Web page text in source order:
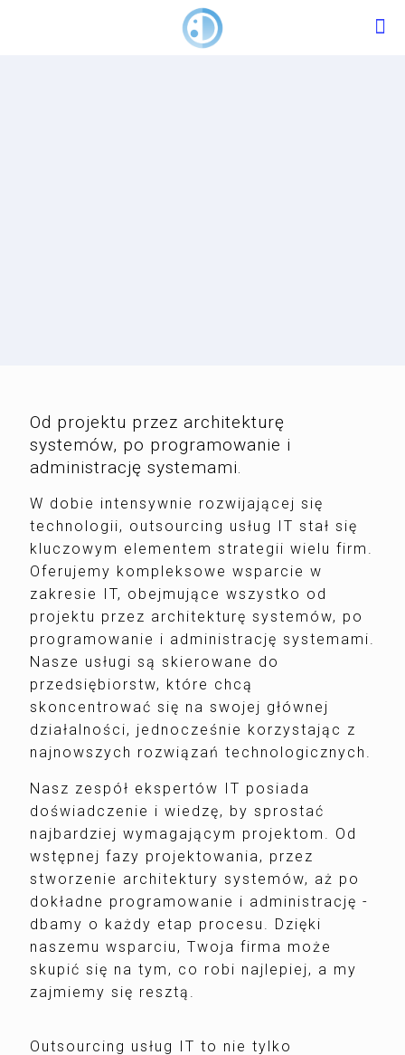
Od projektu przez architekturę
systemów, po programowanie i
administrację systemami.
W dobie intensywnie rozwijającej się
technologii, outsourcing usług IT stał się
kluczowym elementem strategii wielu firm.
Oferujemy kompleksowe wsparcie w
zakresie IT, obejmujące wszystko od
projektu przez architekturę systemów, po
programowanie i administrację systemami.
Nasze usługi są skierowane do
przedsiębiorstw, które chcą
skoncentrować się na swojej głównej
działalności, jednocześnie korzystając z
najnowszych rozwiązań technologicznych.
Nasz zespół ekspertów IT posiada
doświadczenie i wiedzę, by sprostać
najbardziej wymagającym projektom. Od
wstępnej fazy projektowania, przez
stworzenie architektury systemów, aż po
dokładne programowanie i administrację -
dbamy o każdy etap procesu. Dzięki
naszemu wsparciu, Twoja firma może
skupić się na tym, co robi najlepiej, a my
zajmiemy się resztą.
Outsourcing usług IT to nie tylko